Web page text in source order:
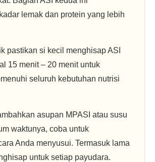
lemak dan protein yang lebih
pastikan si kecil menghisap ASI
15 menit – 20 menit untuk
seluruh kebutuhan nutrisi
asupan MPASI atau susu
waktunya, coba untuk
Anda menyusui. Termasuk lama
untuk setiap payudara.